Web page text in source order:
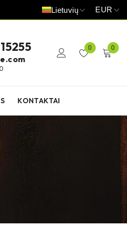
Lietuvių EUR
0 0
KONTAKTAI